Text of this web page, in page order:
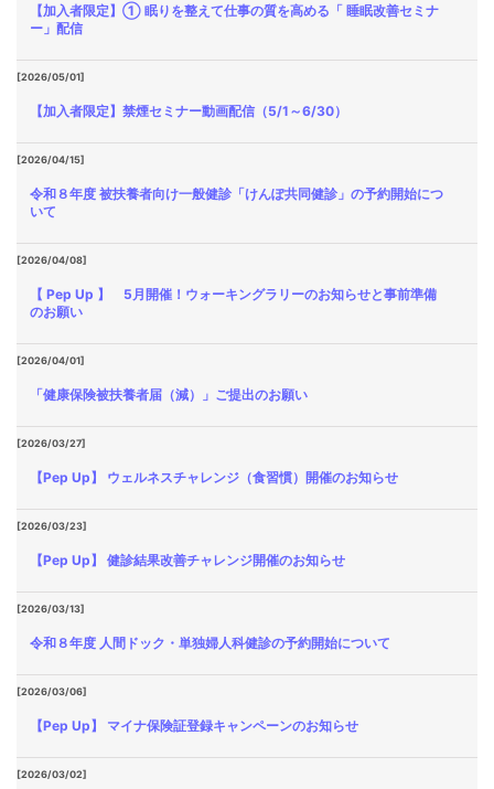
【加入者限定】① 眠りを整えて仕事の質を高める「 睡眠改善セミナ
ー」配信
[2026/05/01]
【加入者限定】禁煙セミナー動画配信（5/1～6/30）
[2026/04/15]
令和８年度 被扶養者向け一般健診「けんぽ共同健診」の予約開始につ
いて
[2026/04/08]
【 Pep Up 】 5月開催！ウォーキングラリーのお知らせと事前準備
のお願い
[2026/04/01]
「健康保険被扶養者届（減）」ご提出のお願い
[2026/03/27]
【Pep Up】 ウェルネスチャレンジ（食習慣）開催のお知らせ
[2026/03/23]
【Pep Up】 健診結果改善チャレンジ開催のお知らせ
[2026/03/13]
令和８年度 人間ドック・単独婦人科健診の予約開始について
[2026/03/06]
【Pep Up】 マイナ保険証登録キャンペーンのお知らせ
[2026/03/02]